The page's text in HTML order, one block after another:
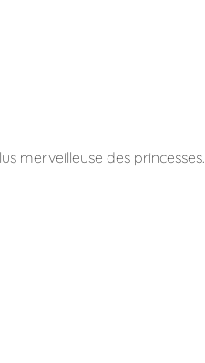
merveilleuse des princesses.